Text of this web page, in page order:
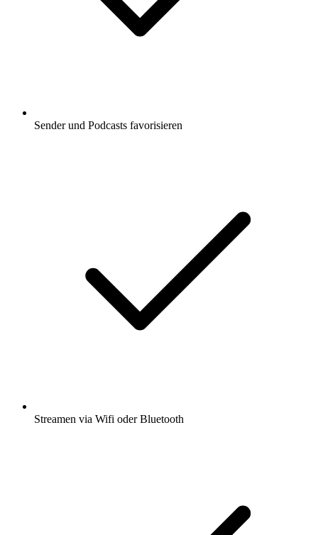
Sender und Podcasts favorisieren
Streamen via Wifi oder Bluetooth